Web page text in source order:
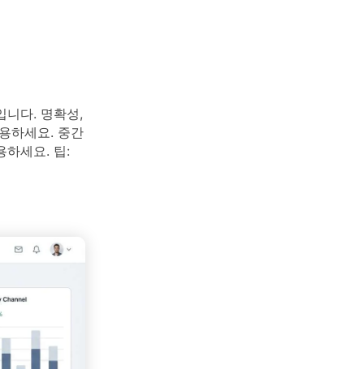
니다. 명확성,
하세요. 중간
하세요. 팁: